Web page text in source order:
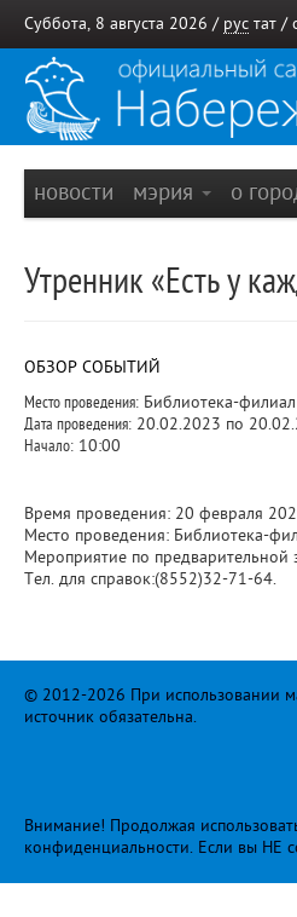
Суббота, 8 августа 2026 / рус тат /
новости мэрия о
Утренник «Есть у
ОБЗОР СОБЫТИЙ
Место проведения: Библиотека-
Дата проведения: 20.02.2023 по
Начало: 10:00
Время проведения: 20 февраля
Место проведения: Библиотека-
Мероприятие по предварительной
Тел. для справок:(8552)32-71-64.
© 2012-2026 При использовании
источник обязательна.
Внимание! Продолжая
конфиденциальности. Если вы НЕ